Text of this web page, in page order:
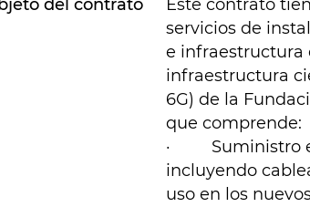
del contrato
Este contrato
servicios de
e infraestructura
infraestructura
6G) de la
que comprende:
·
Suministro
incluyendo
uso en los